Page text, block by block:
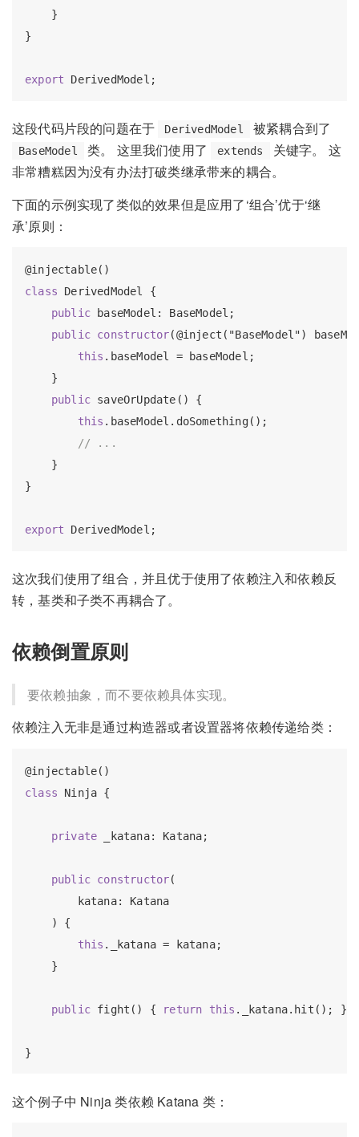
    }
}
export
这段代码片段的问题在于 DerivedModel 被紧耦合到了
BaseModel 类。 这里我们使用了 extends
关键字。 这
非常糟糕因为没有办法打破类继承带来的耦合。
下面的示例实现了类似的效果但是应用了‘组合’优于‘继
承’原则：
class DerivedModel {
public baseModel: BaseModel;
public constructor(@inject("BaseModel")
this .baseModel = baseModel;
    }
public saveOrUpdate() {
this .baseModel.doSomething();
// ...
    }
}
export
这次我们使用了组合，并且优于使用了依赖注入和依赖反
转，基类和子类不再耦合了。
依赖倒置原则
要依赖抽象，而不要依赖具体实现。
依赖注入无非是通过构造器或者设置器将依赖传递给类：
class Ninja {
private _katana: Katana;
public constructor(
        katana: Katana
    ) {
this ._katana = katana;
    }
public fight() { return this ._katana.hit(); };
这个例子中 Ninja 类依赖 Katana 类：